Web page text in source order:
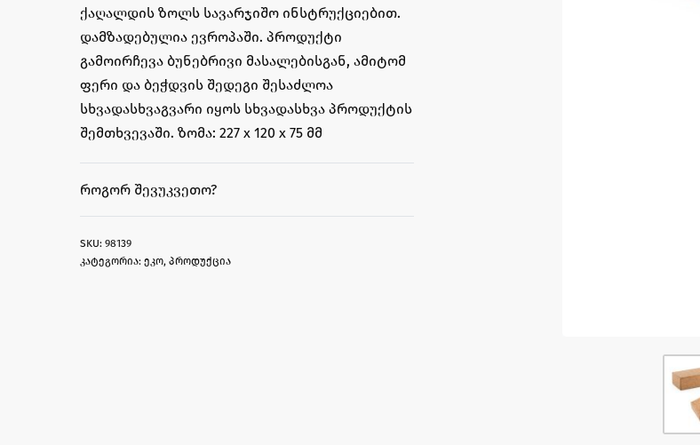
ქაღალდის ზოლს სავარჯიშო ინსტრუქციებით.
დამზადებულია ევროპაში. პროდუქტი
გამოირჩევა ბუნებრივი მასალებისგან, ამიტომ
ფერი და ბეჭდვის შედეგი შესაძლოა
სხვადასხვაგვარი იყოს სხვადასხვა პროდუქტის
შემთხვევაში. ზომა: 227 x 120 x 75 მმ
ᲠᲝᲒᲝᲠ ᲨᲔᲕᲣᲙᲕᲔᲗᲝ?
98139
კატეგორია: ეკო, პროდუქცია